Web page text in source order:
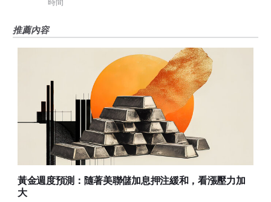
時間
推薦內容
黃金週度預測：隨著美聯儲加息押注緩和，看漲壓力加
大